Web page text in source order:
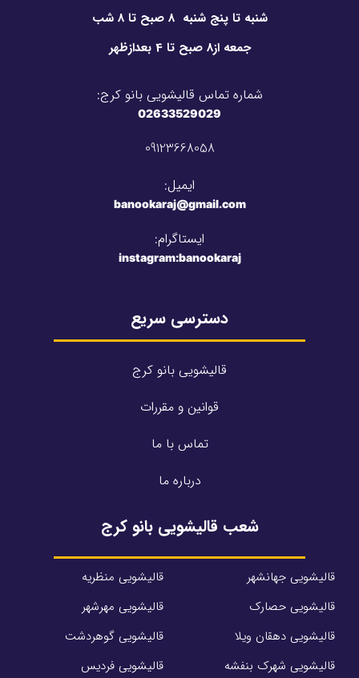
شعب قالیشویی بانو کرج
قالیشویی جهانشهر
قالیشویی حصارک
قالیشویی دهقان ویلا
قالیشویی شهرک بنفشه
قالیشویی منظریه
قالیشویی مهرشهر
قالیشویی گوهردشت
قالیشویی فردیس
دسترسی سریع
قالیشویی بانو کرج
قوانین و مقررات
تماس با ما
درباره ما
شنبه تا پنج شنبه 8 صبح تا 8 شب
جمعه از8 صبح تا 4 بعدازظهر
شماره تماس قالیشویی بانو کرج:
02633529029
09123668058
ایمیل:
banookaraj@gmail.com​
ایستاگرام:
instagram:banookaraj